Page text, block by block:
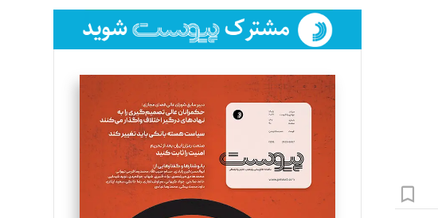
فائزه فتحی رستمی
تحریریه
سروش کرمیان
تحریریه
مینا پاکدل